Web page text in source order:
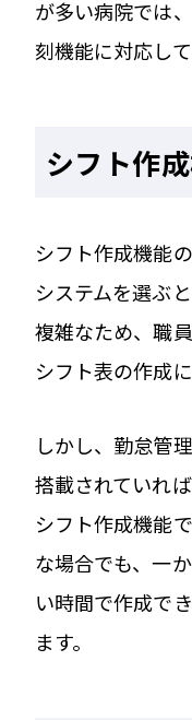
が多い病院では
刻機能に対応し
シフト作
シフト作成機能
システムを選ぶ
複雑なため、職
シフト表の作成
しかし、勤怠管
搭載されていれ
シフト作成機能
な場合でも、一
い時間で作成で
ます。